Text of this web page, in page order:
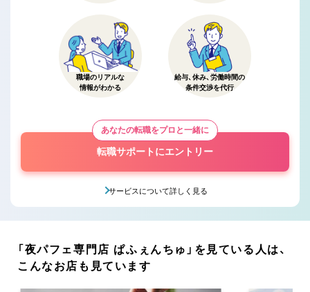
職場のリアルな
情報がわかる
給与、休み、労働時間の
条件交渉を代行
あなたの転職をプロと一緒に
転職サポートにエントリー
サービスについて詳しく見る
「夜パフェ専門店 ぱふぇんちゅ」を見ている人は、
こんなお店も見ています